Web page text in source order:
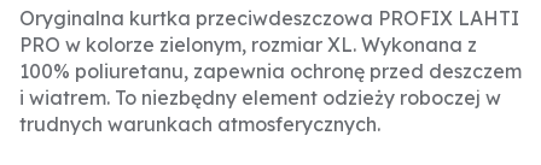
Oryginalna kurtka przeciwdeszczowa PROFIX LAHTI
PRO w kolorze zielonym, rozmiar XL. Wykonana z
100% poliuretanu, zapewnia ochronę przed deszczem
i wiatrem. To niezbędny element odzieży roboczej w
trudnych warunkach atmosferycznych.